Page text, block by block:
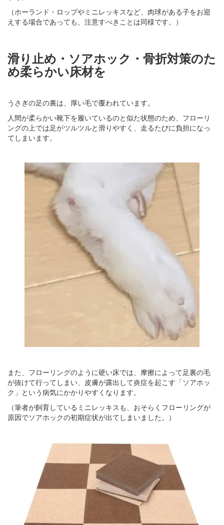
（ホーランド・ロップやミニレッキスなど、肉球がある子をお迎
えする場合であっても、注意すべきことは同様です。）
滑り止め・ソアホック・骨折対策のた
め柔らかい床材を
うさぎの足の裏は、厚い毛で覆われています。
人間が柔らかい靴下を履いているのと似た状態のため、フローリ
ングの上では足がツルツルと滑りやすく、走るたびに負担になっ
てしまいます。
また、フローリングのように硬い床では、摩擦によって足裏の毛
が抜けて行ってしまい、皮膚が露出して炎症を起こす「ソアホッ
ク」という病気にかかりやすくなります。
（筆者が飼育しているミニレッキスも、おそらくフローリングが
原因でソアホックの初期症状が出てしまいました。）